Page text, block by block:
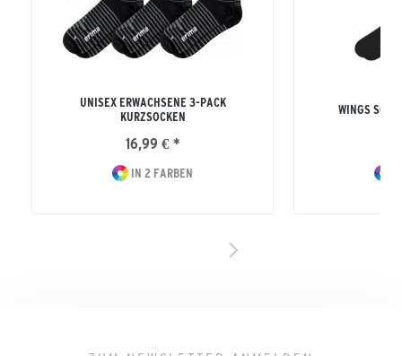
UNISEX ERWACHSENE 3-PACK
KURZSOCKEN
16,99 € *
IN 2 FARBEN
WINGS